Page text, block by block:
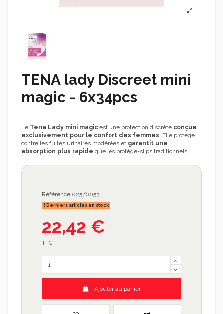
TENA lady Discreet mini
magic - 6x34pcs
Le Tena Lady mini magic est une protection discrète conçue
exclusivement pour le confort des femmes . Elle protège
contre les fuites urinaires modérées et garantit une
absorption plus rapide que les protège-slips traditionnels.
Référence 025/0053
Derniers articles en stock
22,42 €
TTC
Ajouter au panier